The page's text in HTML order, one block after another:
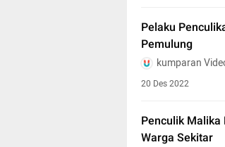
Pelaku
Pemulung
kumparan
20 Des 2022
Penculik Malika
Warga Sekitar